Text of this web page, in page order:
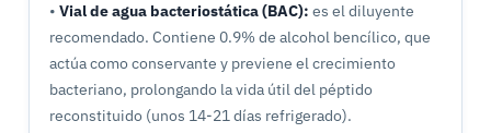
•Vial de agua bacteriostática (BAC): es el diluyente
recomendado. Contiene 0.9% de alcohol bencílico, que
actúa como conservante y previene el crecimiento
bacteriano, prolongando la vida útil del péptido
reconstituido (unos 14-21 días refrigerado).